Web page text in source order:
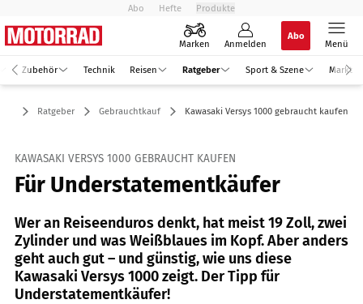
Abo Hefte Produkte
Marken Anmelden
Abo
Menü
Zubehör Technik Reisen Ratgeber Sport & Szene Markt
Ratgeber Gebrauchtkauf Kawasaki Versys 1000 gebraucht kaufen
KAWASAKI VERSYS 1000 GEBRAUCHT KAUFEN
Für Understatementkäufer
Wer an Reiseenduros denkt, hat meist 19 Zoll, zwei
Zylinder und was Weißblaues im Kopf. Aber anders
geht auch gut – und günstig, wie uns diese
Kawasaki Versys 1000 zeigt. Der Tipp für
Understatementkäufer!